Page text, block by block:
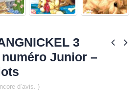
3
Junior –
d’avis. )